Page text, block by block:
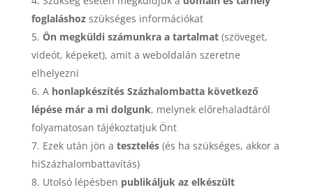
foglaláshozszükséges információkat
Ön megküldi számunkra a tartalmat(szöveget,
videót, képeket), amit a weboldalán szeretne
elhelyezni
A honlapkészítés Százhalombatta következő
lépése már a mi dolgunk, melynek előrehaladtáról
folyamatosan tájékoztatjuk Önt
Ezek után jön a tesztelés(és ha szükséges, akkor a
hiSzázhalombattavítás)
Utolsó lépésben publikáljuk az elkészült